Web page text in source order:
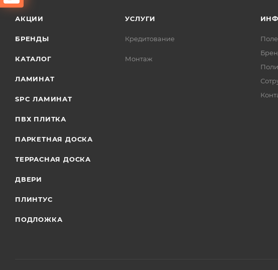
АКЦИИ
БРЕНДЫ
КАТАЛОГ
ЛАМИНАТ
SPC ЛАМИНАТ
ПВХ ПЛИТКА
ПАРКЕТНАЯ ДОСКА
ТЕРРАСНАЯ ДОСКА
ДВЕРИ
ПЛИНТУС
ПОДЛОЖКА
УСЛУГИ
Кредитование
Монтаж